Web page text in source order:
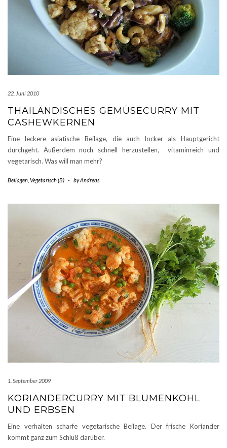
22. Juni 2010
THAILÄNDISCHES GEMÜSECURRY MIT
CASHEWKERNEN
Eine leckere asiatische Beilage, die auch locker als Hauptgericht
durchgeht. Außerdem noch schnell herzustellen, vitaminreich und
vegetarisch. Was will man mehr?
Beilagen Vegetarisch (B) - byAndreas
1. September 2009
KORIANDERCURRY MIT BLUMENKOHL
UND ERBSEN
Eine verhalten scharfe vegetarische Beilage. Der frische Koriander
kommt ganz zum Schluß darüber.